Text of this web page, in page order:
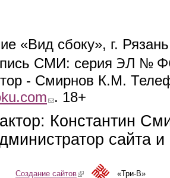
«Вид сбоку», г.
СМИ: серия ЭЛ №
- Смирнов К.М.
(link sends e-mail)
. 18+
Константин
сайта
Создание сайтов(link is external)«Три-В»